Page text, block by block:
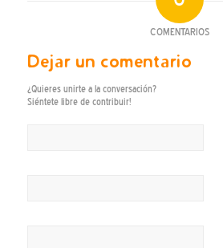
COMENTARIOS
Dejar un comentario
¿Quieres unirte a la conversación?
Siéntete libre de contribuir!